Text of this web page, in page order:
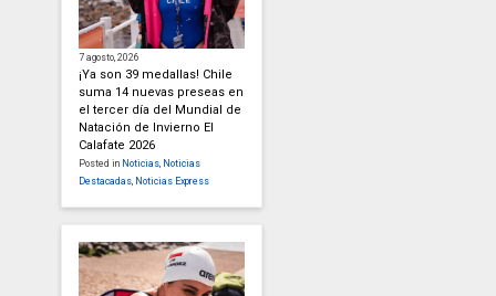
7 agosto, 2026
¡Ya son 39 medallas! Chile
suma 14 nuevas preseas en
el tercer día del Mundial de
Natación de Invierno El
Calafate 2026
Posted in Noticias Noticias
Destacadas Noticias Express